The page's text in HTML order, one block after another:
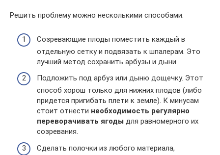
Решить проблему можно несколькими способами:
Созревающие плоды поместить каждый в
отдельную сетку и подвязать к шпалерам. Это
лучший метод сохранить арбузы и дыни.
Подложить под арбуз или дыню дощечку. Этот
способ хорош только для нижних плодов (либо
придется пригибать плети к земле). К минусам
стоит отнести необходимость регулярно
переворачивать ягоды для равномерного их
созревания.
Сделать полочки из любого материала,